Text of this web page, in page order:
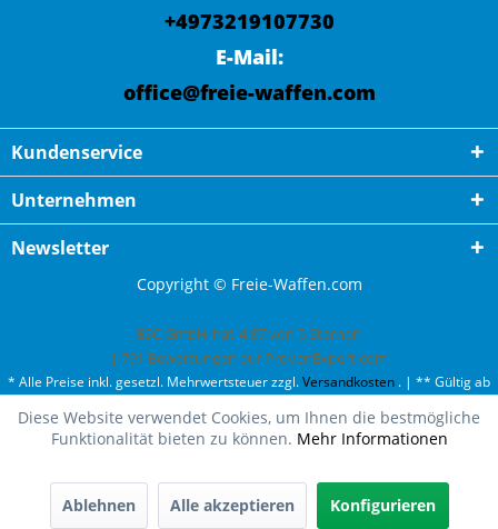
+4973219107730
E-Mail:
office@freie-waffen.com
Kundenservice
Unternehmen
Newsletter
Copyright © Freie-Waffen.com
ESC GmbH hat 4,87von 5Sternen
| 791 Bewertungen auf ProvenExpert.com
* Alle Preise inkl. gesetzl. Mehrwertsteuer zzgl.Versandkosten . | ** Gültig ab
50¤ Bestellwert und einmal pro Kunde. | *** Innerhalb Deutschland,
ausgenommen Gefahrgut. Weitere Ländern finden Sie unterVersandkosten
Diese Website verwendet Cookies, um Ihnen die bestmögliche
Funktionalität bieten zu können. Mehr Informationen
Ablehnen Alle akzeptieren Konfigurieren